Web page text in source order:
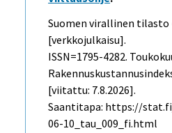
Suomen virallinen tilasto
[verkkojulkaisu].
ISSN=1795-4282.
[viitattu: 7.8.2026].
Saantitapa: https://
06-10_tau_009_fi.html